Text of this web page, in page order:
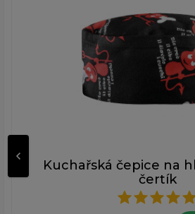
Kuchařská čepice na
čertík